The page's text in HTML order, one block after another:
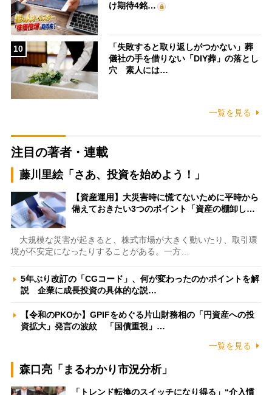
け期待4銘…
10
「失敗すると取り返しがつかない」葬
儀社の手を借りない「DIY葬」の落とし
穴 素人には…
一覧を見る
注目の著者・連載
藤川里絵「さあ、投資を始めよう！」
【資産運用】大災害時に慌てないために平時から
備えておきたい3つのポイント「資産の棚卸し…
大規模な災害が起きると、株式市場が大きく動いたり、取引環
境が不安定になったりすることがある。一方…
5年ぶり改訂の「CGコード」、何が変わったのかポイントを解
説 企業に成長投資の具体的な説…
【令和のPKOか】GPIFをめぐる片山財務相の「円資産への投
資拡大」発言の波紋 「国債重視」…
一覧を見る
森口亮「まるわかり市況分析」
「トレンド転換のスイッチになり得る」“介入慣